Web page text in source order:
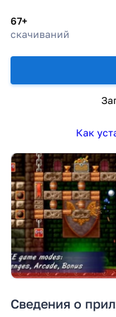
67+
скачиваний
Как
Сведения о